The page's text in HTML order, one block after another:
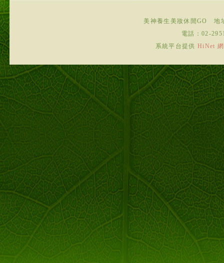
美神養生美妝休閒GO
地
電話： 02-
系統平台提供HiNet